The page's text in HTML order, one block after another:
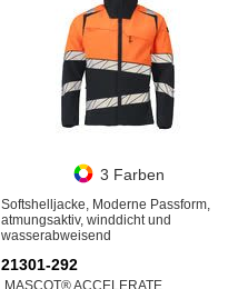
3 Farben
Softshelljacke, Moderne Passform,
atmungsaktiv, winddicht und
wasserabweisend
21301-292
MASCOT® ACCELERATE